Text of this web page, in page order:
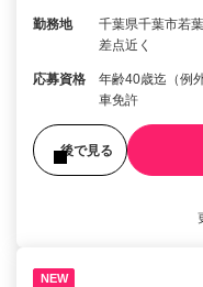
勤務地
千葉県千葉市若
差点近く
応募資格
年齢40歳迄（
車免許
後で見る
NEW